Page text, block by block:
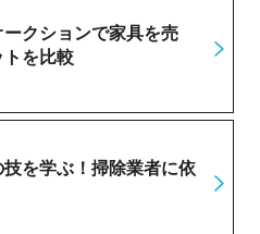
クションで家具を売
トを比較
を学ぶ！掃除業者に依